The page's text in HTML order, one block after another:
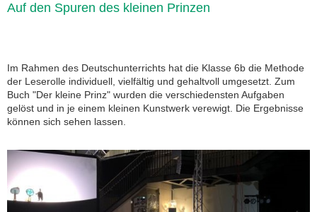
Auf den Spuren des kleinen Prinzen
Im Rahmen des Deutschunterrichts hat die Klasse 6b die Methode
der Leserolle individuell, vielfältig und gehaltvoll umgesetzt. Zum
Buch "Der kleine Prinz" wurden die verschiedensten Aufgaben
gelöst und in je einem kleinen Kunstwerk verewigt. Die Ergebnisse
können sich sehen lassen.